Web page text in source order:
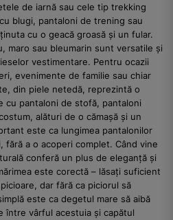
de iarnă sau cele tip trekking
blugi, pantaloni de trening sau
cu o geacă groasă și un fular.
maro sau bleumarin sunt versatile și
vestimentare. Pentru ocazii
evenimente de familie sau chiar
din piele netedă, reprezintă o
cu pantaloni de stofă, pantaloni
alături de o cămașă și un
este ca lungimea pantalonilor
fără a o acoperi complet. Când vine
conferă un plus de eleganță și
este corectă – lăsați suficient
dar fără ca piciorul să
este ca degetul mare să aibă
între vârful acestuia și capătul